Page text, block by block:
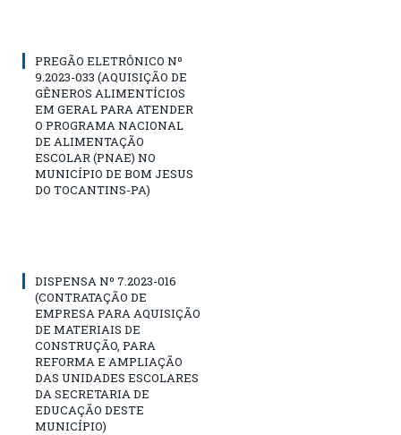
PREGÃO ELETRÔNICO Nº
9.2023-033 (AQUISIÇÃO DE
GÊNEROS ALIMENTÍCIOS
EM GERAL PARA ATENDER
O PROGRAMA NACIONAL
DE ALIMENTAÇÃO
ESCOLAR (PNAE) NO
MUNICÍPIO DE BOM JESUS
DO TOCANTINS-PA)
DISPENSA Nº 7.2023-016
(CONTRATAÇÃO DE
EMPRESA PARA AQUISIÇÃO
DE MATERIAIS DE
CONSTRUÇÃO, PARA
REFORMA E AMPLIAÇÃO
DAS UNIDADES ESCOLARES
DA SECRETARIA DE
EDUCAÇÃO DESTE
MUNICÍPIO)